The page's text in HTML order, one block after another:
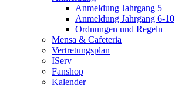
Anmeldung Jahrgang 5
Anmeldung Jahrgang 6-10
Ordnungen und Regeln
Mensa & Cafeteria
Vertretungsplan
IServ
Fanshop
Kalender